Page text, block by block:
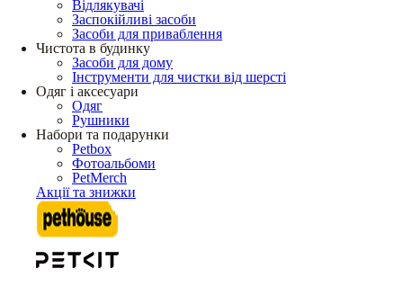
Відлякувачі
Заспокійливі засоби
Засоби для приваблення
Чистота в будинку
Засоби для дому
Інструменти для чистки від шерсті
Одяг і аксесуари
Одяг
Рушники
Набори та подарунки
Petbox
Фотоальбоми
PetMerch
Акції та знижки